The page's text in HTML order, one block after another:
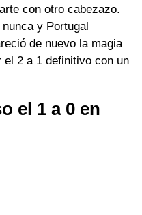
con otro cabezazo.
y Portugal
de nuevo la magia
el 2 a 1 definitivo con un
el 1 a 0 en